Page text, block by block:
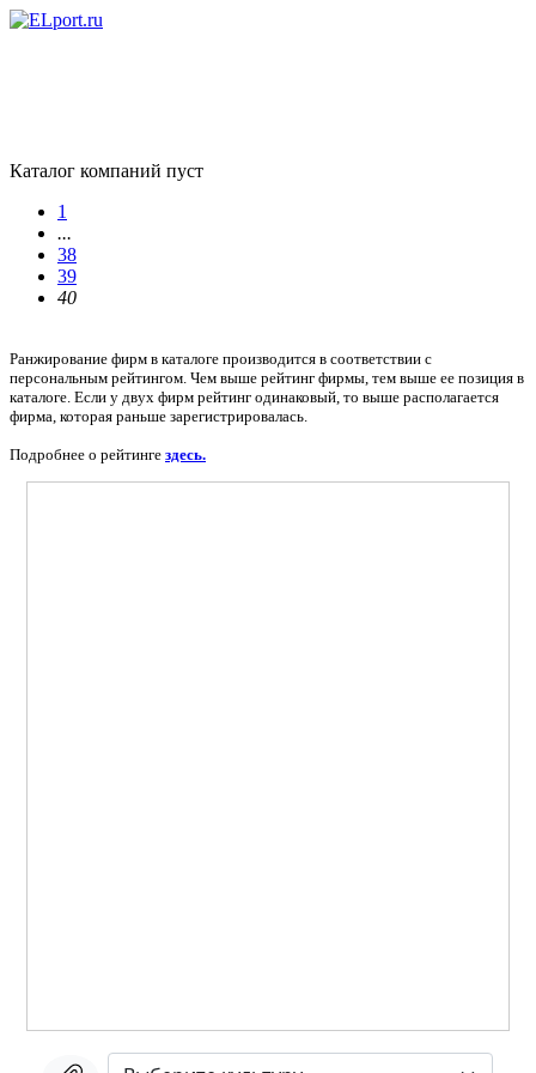
Каталог компаний пуст
1
...
38
39
40
Ранжирование фирм в каталоге производится в соответствии с
персональным рейтингом. Чем выше рейтинг фирмы, тем выше ее позиция в
каталоге. Если у двух фирм рейтинг одинаковый, то выше располагается
фирма, которая раньше зарегистрировалась.
Подробнее о рейтинге здесь.